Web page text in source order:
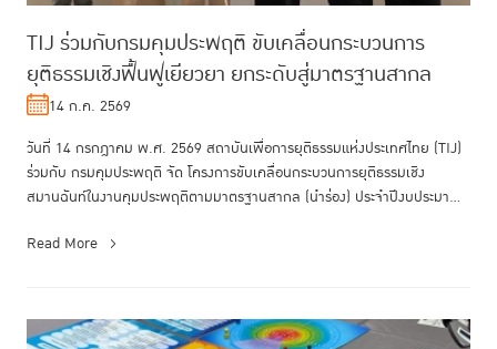
TIJ ร่วมกับกรมคุมประพฤติ ขับเคลื่อนกระบวนการ
ยุติธรรมเชิงฟื้นฟูเยียวยา ยกระดับสู่มาตรฐานสากล
14 ก.ค. 2569
วันที่ 14 กรกฎาคม พ.ศ. 2569 สถาบันเพื่อการยุติธรรมแห่งประเทศไทย (TIJ)
ร่วมกับ กรมคุมประพฤติ จัด โครงการขับเคลื่อนกระบวนการยุติธรรมเชิง
สมานฉันท์ในงานคุมประพฤติตามมาตรฐานสากล (นำร่อง) ประจำปีงบประมาณ
Read More